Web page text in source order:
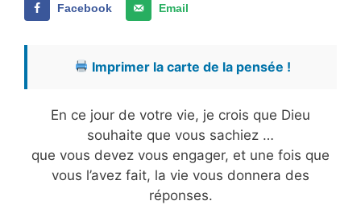
Facebook Email
Imprimer la carte de la pensée !
En ce jour de votre vie, je crois que Dieu
souhaite que vous sachiez …
que vous devez vous engager, et une fois que
vous l’avez fait, la vie vous donnera des
réponses.